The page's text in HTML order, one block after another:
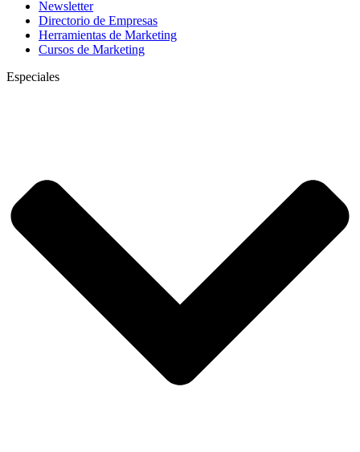
Newsletter
Directorio de Empresas
Herramientas de Marketing
Cursos de Marketing
Especiales